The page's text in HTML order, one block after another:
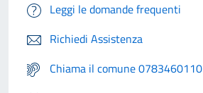
Leggi le domande frequenti
Richiedi Assistenza
Chiama il comune 0783460110